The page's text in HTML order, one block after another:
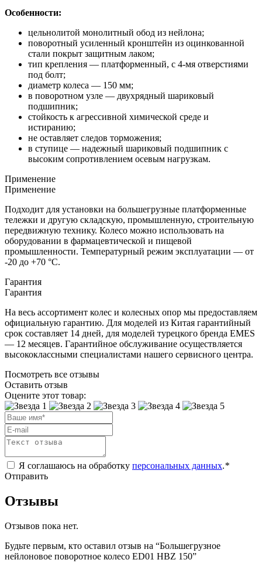
Особенности:
цельнолитой монолитный обод из нейлона;
поворотный усиленный кронштейн из оцинкованной
стали покрыт защитным лаком;
тип крепления — платформенный, с 4-мя отверстиями
под болт;
диаметр колеса — 150 мм;
в поворотном узле — двухрядный шариковый
подшипник;
стойкость к агрессивной химической среде и
истиранию;
не оставляет следов торможения;
в ступице — надежный шариковый подшипник с
высоким сопротивлением осевым нагрузкам.
Применение
Применение
Подходит для установки на большегрузные платформенные
тележки и другую складскую, промышленную, строительную
передвижную технику. Колесо можно использовать на
оборудовании в фармацевтической и пищевой
промышленности. Температурный режим эксплуатации — от
-20 до +70 °С.
Гарантия
Гарантия
На весь ассортимент колес и колесных опор мы предоставляем
официальную гарантию. Для моделей из Китая гарантийный
срок составляет 14 дней, для моделей турецкого бренда EMES
— 12 месяцев. Гарантийное обслуживание осуществляется
высококлассными специалистами нашего сервисного центра.
Посмотреть все отзывы
Оставить отзыв
Оцените этот товар:
Я соглашаюсь на обработку персональных данных.*
Отправить
Отзывы
Отзывов пока нет.
Будьте первым, кто оставил отзыв на “Большегрузное
нейлоновое поворотное колесо ED01 HBZ 150”